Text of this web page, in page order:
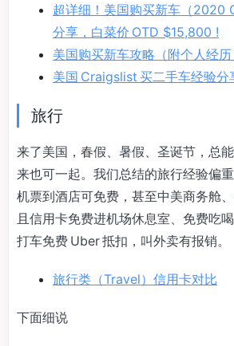
超详细！美国购买新车（2020
分享，白菜价 OTD $15,800 !
美国购买新车攻略（附个人经历
美国 Craigslist 买二手车经验分
旅行
来了美国，春假、暑假、圣诞节，总
来也可一起。我们总结的旅行经验偏
机票到酒店可免费，甚至中美商务舱
且信用卡免费进机场休息室、免费吃
打车免费 Uber 抵扣，叫外卖有报销。
旅行类（Travel）信用卡对比
下面细说